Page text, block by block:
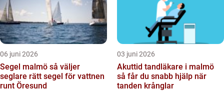
06 juni 2026
Segel malmö så väljer
seglare rätt segel för vattnen
runt Öresund
03 juni 2026
Akuttid tandläkare i malmö
så får du snabb hjälp när
tanden krånglar